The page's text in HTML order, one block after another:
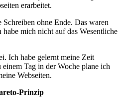
erarbeitet.
ohne Ende. Das waren
mich nicht auf das Wesentliche
Ich habe gelernt meine Zeit
Tag in der Woche plane ich
Webseiten.
Prinzip